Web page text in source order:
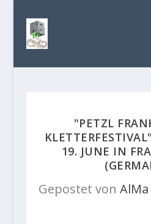
"PETZL
19. JUNE IN
Gepostet von AlMa